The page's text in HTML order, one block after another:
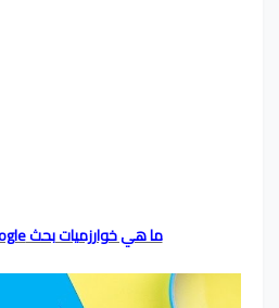
ما هي خوارزميات بحث Google ووظائفها؟